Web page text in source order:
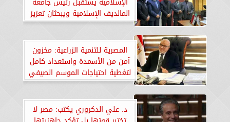
المالديف الإسلامية ويبحثان تعزيز
التعاون العلمي
المصرية للتنمية الزراعية: مخزون
آمن من الأسمدة واستعداد كامل
لتغطية احتياجات الموسم الصيفي
د. علي الدكروري يكتب: مصر لا